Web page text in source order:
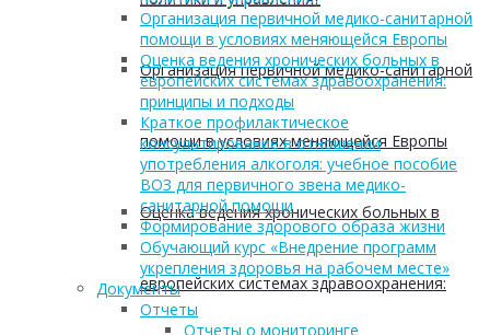
Организация первичной медико-санитарной
помощи в условиях меняющейся Европы
Оценка ведения хронических больных в
европейских системах здравоохранения:
Организация первичной медико-санитарной
помощи в условиях меняющейся Европы
Оценка ведения хронических больных в
европейских системах здравоохранения:
принципы и подходы
Краткое профилактическое
консультирование в отношении
употребления алкоголя: учебное пособие
ВОЗ для первичного звена медико-
санитарной помощи
Формирование здорового образа жизни
Обучающий курс «Внедрение программ
укрепления здоровья на рабочем месте»
Документы
Отчеты
Отчеты о мониторинге